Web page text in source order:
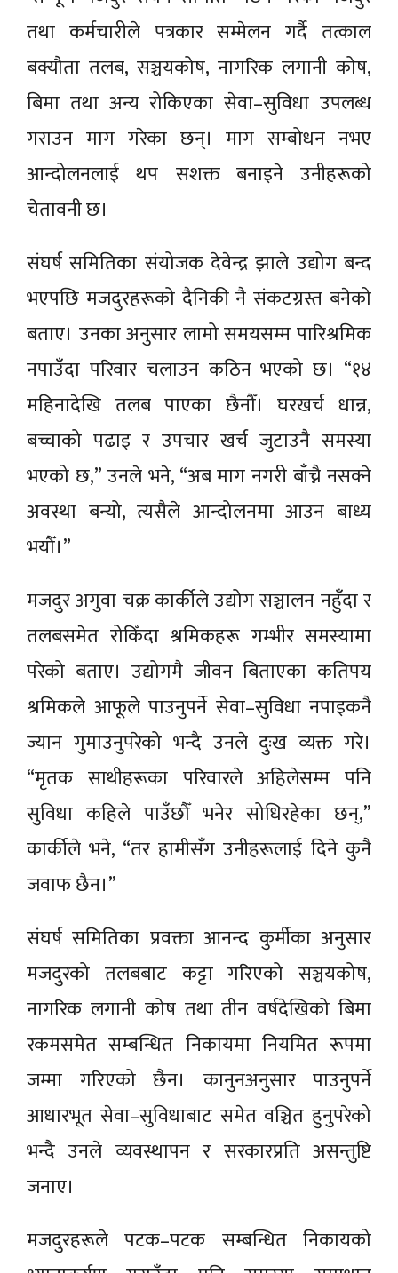
तथा कर्मचारीले पत्रकार सम्मेलन गर्दै तत्काल
बक्यौता तलब, सञ्चयकोष, नागरिक लगानी कोष,
बिमा तथा अन्य रोकिएका सेवा–सुविधा उपलब्ध
गराउन माग गरेका छन्। माग सम्बोधन नभए
आन्दोलनलाई थप सशक्त बनाइने उनीहरूको
चेतावनी छ।
संघर्ष समितिका संयोजक देवेन्द्र झाले उद्योग बन्द
भएपछि मजदुरहरूको दैनिकी नै संकटग्रस्त बनेको
बताए। उनका अनुसार लामो समयसम्म पारिश्रमिक
नपाउँदा परिवार चलाउन कठिन भएको छ। “१४
महिनादेखि तलब पाएका छैनौँ। घरखर्च धान्न,
बच्चाको पढाइ र उपचार खर्च जुटाउनै समस्या
भएको छ,” उनले भने, “अब माग नगरी बाँच्नै नसक्ने
अवस्था बन्यो, त्यसैले आन्दोलनमा आउन बाध्य
भयौँ।”
मजदुर अगुवा चक्र कार्कीले उद्योग सञ्चालन नहुँदा र
तलबसमेत रोकिँदा श्रमिकहरू गम्भीर समस्यामा
परेको बताए। उद्योगमै जीवन बिताएका कतिपय
श्रमिकले आफूले पाउनुपर्ने सेवा–सुविधा नपाइकनै
ज्यान गुमाउनुपरेको भन्दै उनले दुःख व्यक्त गरे।
“मृतक साथीहरूका परिवारले अहिलेसम्म पनि
सुविधा कहिले पाउँछौँ भनेर सोधिरहेका छन्,”
कार्कीले भने, “तर हामीसँग उनीहरूलाई दिने कुनै
जवाफ छैन।”
संघर्ष समितिका प्रवक्ता आनन्द कुर्मीका अनुसार
मजदुरको तलबबाट कट्टा गरिएको सञ्चयकोष,
नागरिक लगानी कोष तथा तीन वर्षदेखिको बिमा
रकमसमेत सम्बन्धित निकायमा नियमित रूपमा
जम्मा गरिएको छैन। कानुनअनुसार पाउनुपर्ने
आधारभूत सेवा–सुविधाबाट समेत वञ्चित हुनुपरेको
भन्दै उनले व्यवस्थापन र सरकारप्रति असन्तुष्टि
जनाए।
मजदुरहरूले पटक–पटक सम्बन्धित निकायको